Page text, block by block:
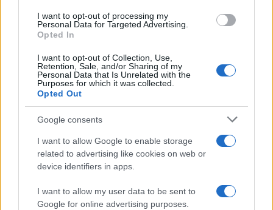
I want to opt-out of processing my
Personal Data for Targeted Advertising.
Opted In
I want to opt-out of Collection, Use,
Retention, Sale, and/or Sharing of my
Personal Data that Is Unrelated with the
Purposes for which it was collected.
Opted Out
Google consents
I want to allow Google to enable storage
related to advertising like cookies on web or
device identifiers in apps.
I want to allow my user data to be sent to
Google for online advertising purposes.
Matteo Pellegrino · 6 Ago 2026